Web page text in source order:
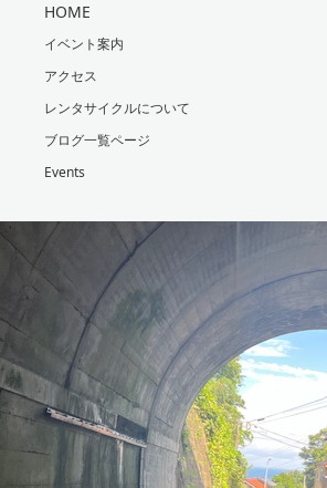
HOME
イベント案内
アクセス
レンタサイクルについて
ブログ一覧ページ
Events